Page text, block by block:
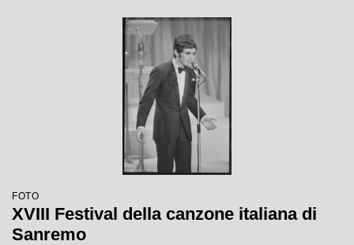
FOTO
XVIII Festival della canzone italiana di
Sanremo